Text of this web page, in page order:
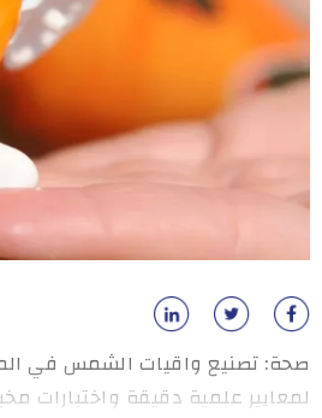
صحة: تصنيع واقيات الشمس في
لمعايير علمية دقيقة واختبارات